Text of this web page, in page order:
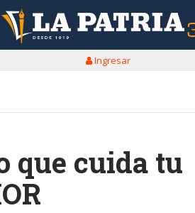
Ingresar
que cuida tu